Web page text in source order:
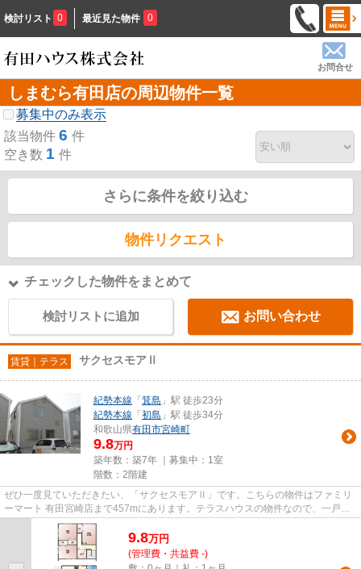
検討リスト 0 最近見た物件 0
お問合せ
しまむら有田店の周辺物件一覧
募集中のみ表示
該当物件 6 件
空き数 1 件
さらに条件を絞り込む
物件リクエスト
チェックした物件をまとめて
検討リストに追加 お問い合わせ
賃貸｜テラス サクセスモアⅡ
紀勢本線 「 箕島 」駅 徒歩23分
紀勢本線 「 初島 」駅 徒歩34分
和歌山県有田市宮崎町
9.8万円
築年数：築7年 ｜募集中： 1室
階数：2階建
ぜひ一度見ていただきたい、「サクセスモアⅡ」です。こちらの物件はファミリ
ーマート 有田宮崎店まで457mにあります。テラスハウスの物件なので、一戸建
てのような開放感が得られます...
9.8万円
(管理費・共益費 -)